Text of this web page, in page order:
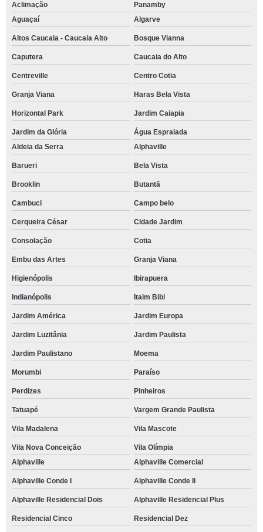
Aclimação
Panamby
Aguaçaí
Algarve
Altos Caucaia - Caucaia Alto Bosque Vianna
Caputera Caucaia do Alto
Centreville Centro Cotia
Granja Viana Haras Bela Vista
Horizontal Park Jardim Caiapia
Jardim da Glória
Água Espraiada
Aldeia da Serra
Alphaville
Barueri Bela Vista
Brooklin Butantã
Cambuci Campo belo
Cerqueira César Cidade Jardim
Consolação Cotia
Embu das Artes Granja Viana
Higienópolis Ibirapuera
Indianópolis Itaim Bibi
Jardim América Jardim Europa
Jardim Luzitânia Jardim Paulista
Jardim Paulistano Moema
Morumbi Paraíso
Perdizes Pinheiros
Tatuapé Vargem Grande Paulista
Vila Madalena Vila Mascote
Vila Nova Conceição
Vila Olímpia
Alphaville
Alphaville Comercial
Alphaville Conde I Alphaville Conde II
Alphaville Residencial Dois Alphaville Residencial Plus
Residencial Cinco Residencial Dez